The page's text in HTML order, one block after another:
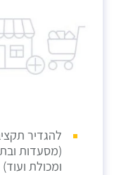
להגדיר
(מסעדות
ומכולת ועוד)